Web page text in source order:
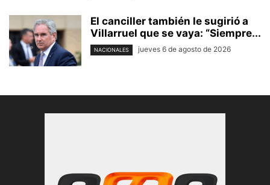
El canciller también le sugirió a
Villarruel que se vaya: “Siempre...
NACIONALES jueves 6 de agosto de 2026